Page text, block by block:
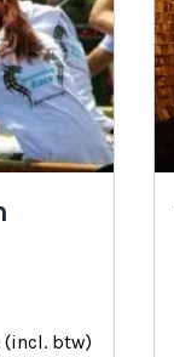
(incl. btw)